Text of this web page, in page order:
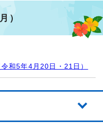
）
和5年4月20日・21日）